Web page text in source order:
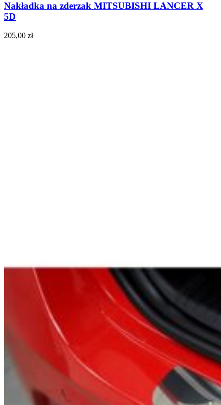
Nakładka na zderzak MITSUBISHI LANCER X
5D
205,00 zł